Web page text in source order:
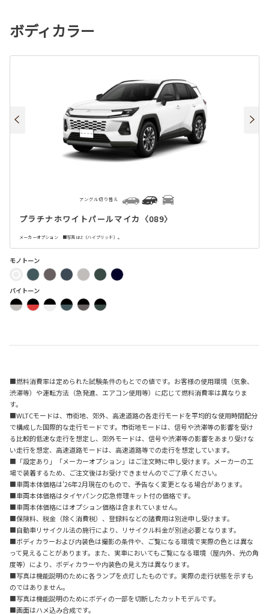
ボディカラー
プラチナホワイトパールマイカ〈089〉
メーカーオプション ■写真はZ（ハイブリッド）。
アングル切り替え
モノトーン
バイトーン
■燃料消費率は定められた試験条件のもとでの値です。お客様の使用環境（気象、
渋滞等）や運転方法（急発進、エアコン使用等）に応じて燃料消費率は異なりま
す。
■WLTCモードは、市街地、郊外、高速道路の各走行モードを平均的な使用時間配分
で構成した国際的な走行モードです。市街地モードは、信号や渋滞等の影響を受け
る比較的低速な走行を想定し、郊外モードは、信号や渋滞等の影響をあまり受けな
い走行を想定、高速道路モードは、高速道路等での走行を想定しています。
■「設定あり」「メーカーオプション」はご注文時に申し受けます。メーカーの工
場で装着するため、ご注文後はお受けできませんのでご了承ください。
■車両本体価格は'26年2月現在のもので、予告なく変更となる場合があります。
■車両本体価格はタイヤパンク応急修理キット付の価格です。
■車両本体価格にはオプション価格は含まれていません。
■保険料、税金（除く消費税）、登録料などの諸費用は別途申し受けます。
■自動車リサイクル法の施行により、リサイクル料金が別途必要となります。
■ボディカラーおよび内装色は撮影の条件や、ご覧になる環境で実際の色とは異な
って見えることがあります。また、実車においてもご覧になる環境（屋内外、光の角
度等）により、ボディカラーや内装色の見え方は異なります。
■写真は機能説明のために各ランプを点灯したものです。実際の走行状態を示すも
のではありません。
■写真は機能説明のためにボディの一部を切断したカットモデルです。
■画面はハメ込み合成です。